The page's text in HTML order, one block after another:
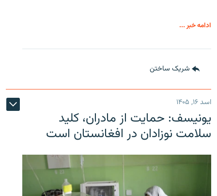
ادامه خبر ...
شریک ساختن
اسد ۱۶, ۱۴۰۵
یونیسف: حمایت از مادران، کلید
سلامت نوزادان در افغانستان است